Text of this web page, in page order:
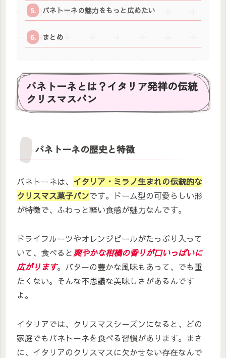
パネトーネの魅力をもっと広めたい
まとめ
パネトーネとは？イタリア発祥の伝統
クリスマスパン
パネトーネの歴史と特徴
パネトーネは、 イタリア・ミラノ生まれの伝統的な
クリスマス菓子パンです。ドーム型の可愛らしい形
が特徴で、ふわっと軽い食感が魅力なんです。
ドライフルーツやオレンジピールがたっぷり入って
いて、食べると爽やかな柑橘の香りが口いっぱいに
広がります。バターの豊かな風味もあって、でも重
たくない。そんな不思議な美味しさがあるんです
よ。
イタリアでは、クリスマスシーズンになると、どの
家庭でもパネトーネを食べる習慣があります。まさ
に、イタリアのクリスマスに欠かせない存在なんで